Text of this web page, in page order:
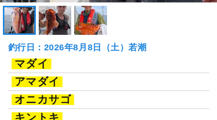
釣行日：2026年8月8日（土）若潮
マダイ
アマダイ
オニカサゴ
キントキ